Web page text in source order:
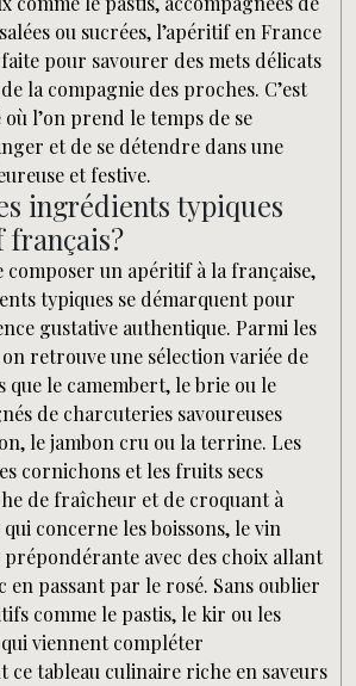
ou sucrées, l’apéritif en France
pour savourer des mets délicats
la compagnie des proches. C’est
l’on prend le temps de se
et de se détendre dans une
et festive.
ingrédients typiques
français?
composer un apéritif à la française,
typiques se démarquent pour
gustative authentique. Parmi les
retrouve une sélection variée de
que le camembert, le brie ou le
de charcuteries savoureuses
le jambon cru ou la terrine. Les
cornichons et les fruits secs
de fraîcheur et de croquant à
qui concerne les boissons, le vin
prépondérante avec des choix allant
en passant par le rosé. Sans oublier
comme le pastis, le kir ou les
viennent compléter
ce tableau culinaire riche en saveurs